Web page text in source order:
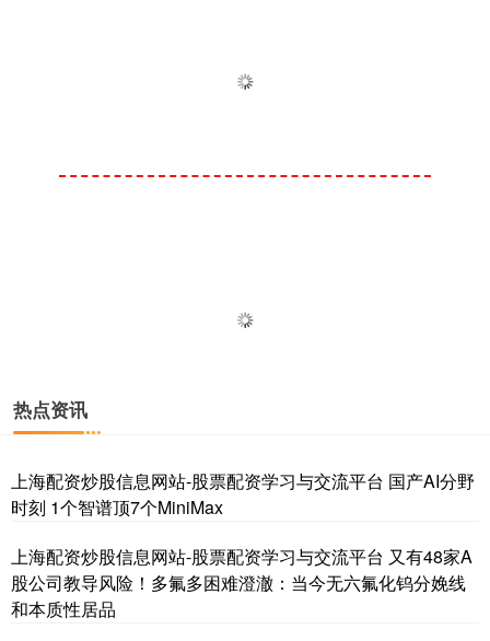
热点资讯
上海配资炒股信息网站-股票配资学习与交流平台 国产AI分野
时刻 1个智谱顶7个MiniMax
上海配资炒股信息网站-股票配资学习与交流平台 又有48家A
股公司教导风险！多氟多困难澄澈：当今无六氟化钨分娩线
和本质性居品